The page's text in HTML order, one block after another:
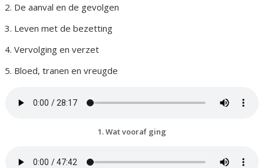
De aanval en de gevolgen
Leven met de bezetting
Vervolging en verzet
Bloed, tranen en vreugde
1. Wat vooraf ging